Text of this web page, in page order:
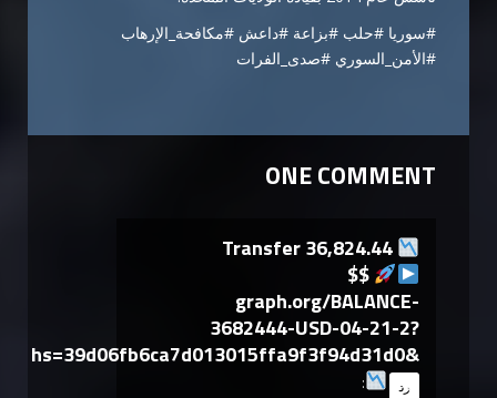
#سوريا #حلب #بزاعة #داعش #مكافحة_الإرهاب
#الأمن_السوري #صدى_الفرات
ONE COMMENT
Transfer 36,824.44
$$
graph.org/BALANCE-
3682444-USD-04-21-2?
hs=39d06fb6ca7d013015ffa9f3f94d31d0&
says:
رد